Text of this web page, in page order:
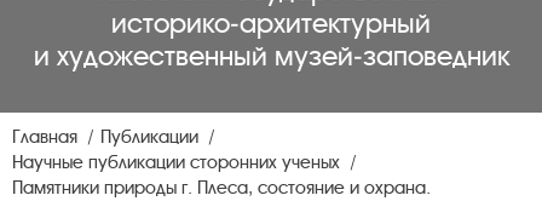
историко‑архитектурный
и художественный музей‑заповедник
Главная
Публикации
Научные публикации сторонних ученых
Памятники природы г. Плеса, состояние и охрана.